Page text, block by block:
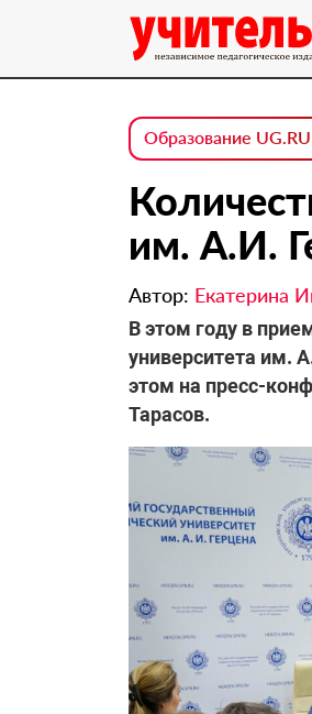
Образование UG.RU
им. А.И.
Автор: Екатерина
В этом году в
университета им.
этом на пресс-
Тарасов.